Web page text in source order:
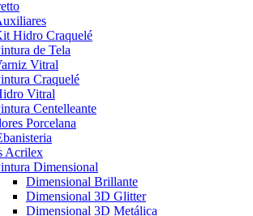
Hidro Craquelé
de Tela
Vitral
Craquelé
Vitral
Centelleante
Porcelana
Acrilex
Dimensional
Dimensional Brillante
Dimensional 3D Glitter
Dimensional 3D Metálica